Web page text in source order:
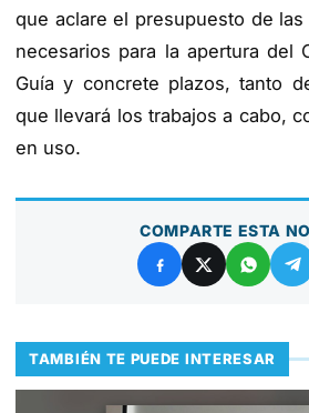
que aclare el presupuesto de
necesarios para la apertura del
Guía y concrete plazos, tanto
que llevará los trabajos a cabo,
en uso.
COMPARTE ESTA
TAMBIÉN TE PUEDE INTERESAR